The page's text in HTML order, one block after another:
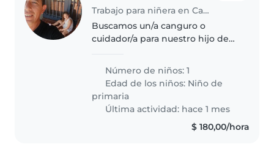
Trabajo para niñera en Canelones
Buscamos un/a canguro o
cuidador/a para nuestro hijo de
amigable y creativo. Nos
encantaría que venga a cuidarlo
a su casa. ¡Espero escuchar de ti
pronto..
Número de niños: 1
Edad de los niños: Niño de
primaria
Última actividad: hace 1 mes
$ 180,00/hora